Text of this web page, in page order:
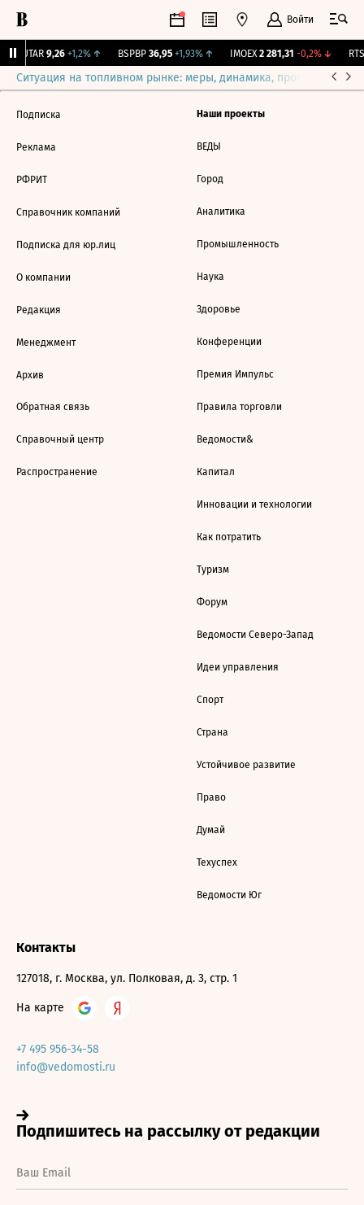
Войти
UTAR 9,26 +1,2%↑ BSPBP 36,95 +1,93%↑ IMOEX 2 281,31 -0,2%↓ RTSI
Ситуация на топливном рынке: меры, динамика, прогнозы
Подписка
Реклама
РФРИТ
Справочник компаний
Подписка для юр.лиц
О компании
Редакция
Менеджмент
Архив
Обратная связь
Справочный центр
Распространение
Наши проекты
ВЕДЫ
Город
Аналитика
Промышленность
Наука
Здоровье
Конференции
Премия Импульс
Правила торговли
Ведомости&
Капитал
Инновации и технологии
Как потратить
Туризм
Форум
Ведомости Северо-Запад
Идеи управления
Спорт
Страна
Устойчивое развитие
Право
Думай
Техуспех
Ведомости Юг
Контакты
127018, г. Москва, ул. Полковая, д. 3, стр. 1
На карте
+7 495 956-34-58
info@vedomosti.ru